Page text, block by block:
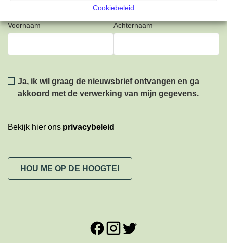
Cookiebeleid
Voornaam Achternaam
Privacy
Ja, ik wil graag de nieuwsbrief ontvangen en ga
akkoord met de verwerking van mijn gegevens.
Bekijk hier ons privacybeleid